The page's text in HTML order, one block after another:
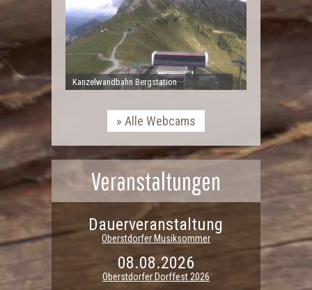
Kanzelwandbahn Bergstation
Alle Webcams
Veranstaltungen
Dauerveranstaltung
Oberstdorfer Musiksommer
08.08.2026
Oberstdorfer Dorffest 2026